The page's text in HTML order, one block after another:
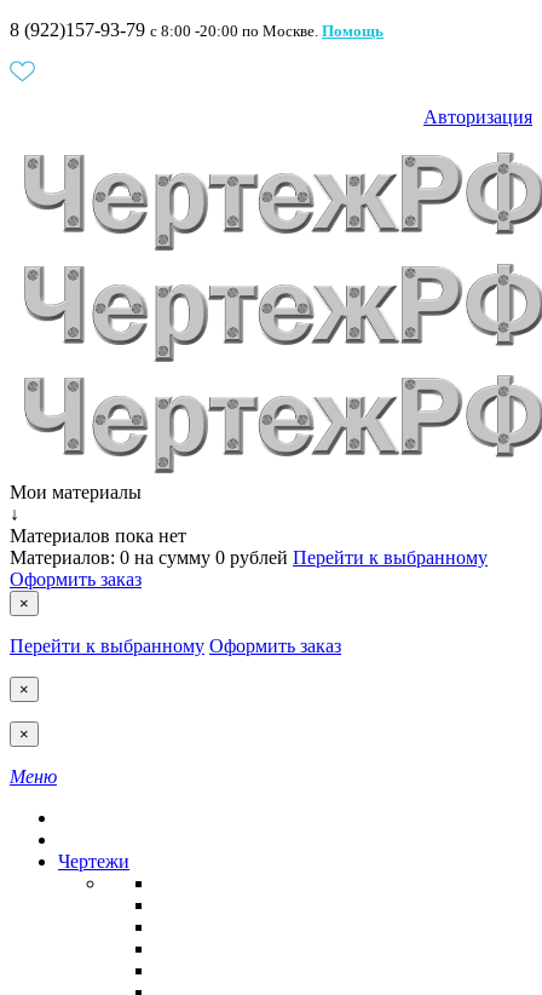
8 (922)157-93-79 c 8:00 -20:00 по Москве. Помощь
Авторизация
Мои материалы
↓
Материалов пока нет
Материалов: 0 на сумму 0 рублей Перейти к выбранному
Оформить заказ
×
Перейти к выбранному Оформить заказ
×
×
Меню
Чертежи